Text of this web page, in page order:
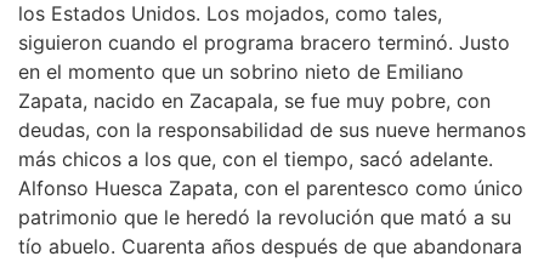
los Estados Unidos. Los mojados, como tales,
siguieron cuando el programa bracero terminó. Justo
en el momento que un sobrino nieto de Emiliano
Zapata, nacido en Zacapala, se fue muy pobre, con
deudas, con la responsabilidad de sus nueve hermanos
más chicos a los que, con el tiempo, sacó adelante.
Alfonso Huesca Zapata, con el parentesco como único
patrimonio que le heredó la revolución que mató a su
tío abuelo. Cuarenta años después de que abandonara